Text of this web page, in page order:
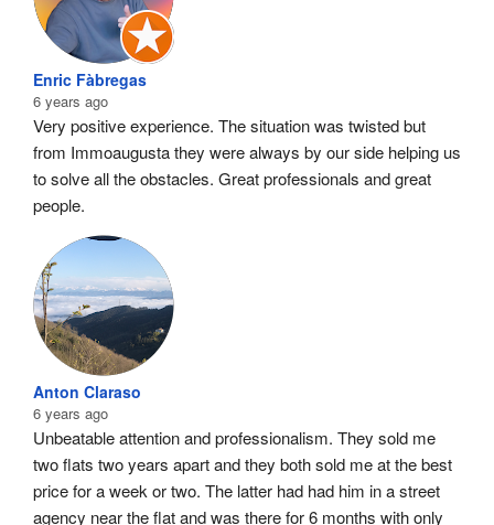
Enric Fàbregas
6 years ago
Very positive experience. The situation was twisted but
from Immoaugusta they were always by our side helping us
to solve all the obstacles. Great professionals and great
people.
Anton Claraso
6 years ago
Unbeatable attention and professionalism. They sold me
two flats two years apart and they both sold me at the best
price for a week or two. The latter had had him in a street
agency near the flat and was there for 6 months with only